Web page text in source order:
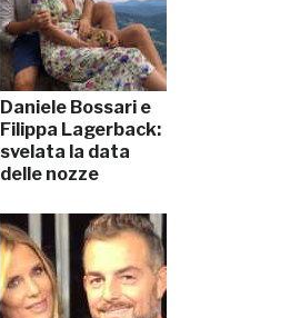
Daniele Bossari e
Filippa Lagerback:
svelata la data
delle nozze